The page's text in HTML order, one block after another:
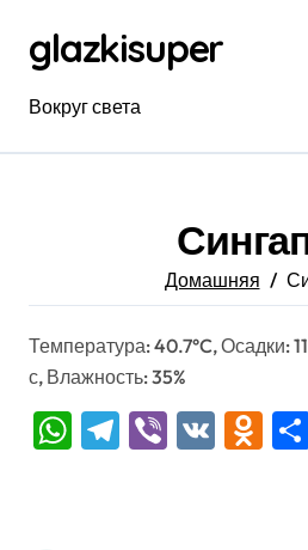
содержанию
glazkisuper
Вокруг света
Домашняя
Температура: 40.7°C, Осадки:
с, Влажность: 35%
WhatsApp
Telegram
Viber
VK